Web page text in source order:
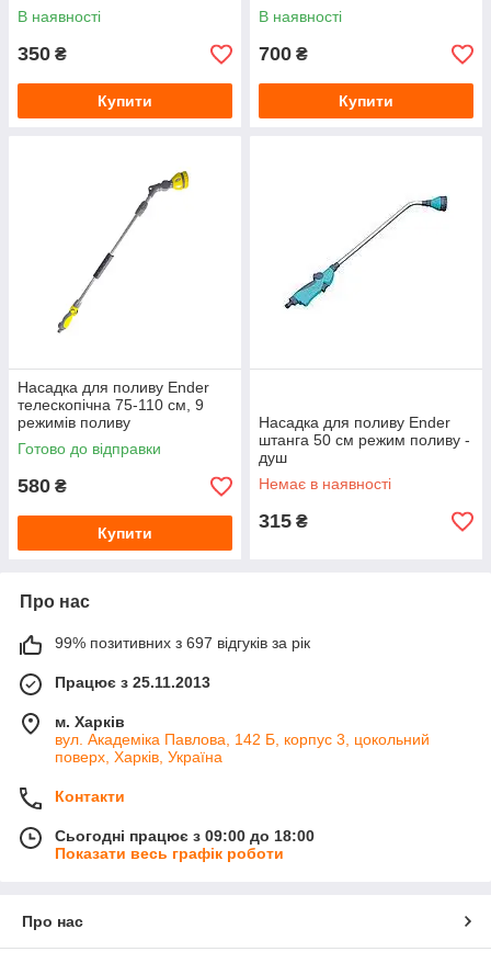
В наявності
350 ₴
Купити
В наявності
700 ₴
Купити
Насадка для поливу Ender
телескопічна 75-110 см, 9
режимів поливу
Готово до відправки
580 ₴
Купити
Насадка для поливу Ender
штанга 50 см режим поливу -
душ
Немає в наявності
315 ₴
Про нас
99% позитивних з 697 відгуків за рік
Працює з 25.11.2013
м. Харків
вул. Академіка Павлова, 142 Б, корпус 3, цокольний
поверх, Харків, Україна
Контакти
Сьогодні працює з 09:00 до 18:00
Показати весь графік роботи
Про нас